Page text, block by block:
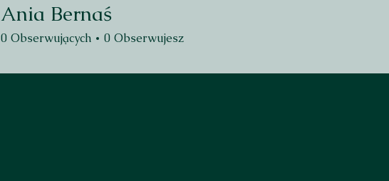
Ania Bernaś
0 Obserwujących 0 Obserwujesz